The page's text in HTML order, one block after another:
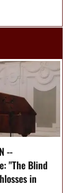
--
"The Blind
in